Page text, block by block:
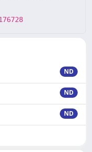
ND
ND
ND